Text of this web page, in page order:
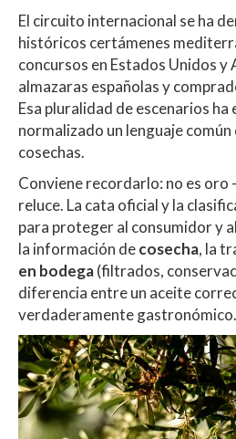
El circuito internacional se ha
históricos certámenes
concursos en Estados Unidos y
almazaras españolas y
Esa pluralidad de escenarios ha
normalizado un lenguaje
cosechas.
Conviene recordarlo: no es
reluce. La cata oficial y la
para proteger al consumidor y
la información decosecha, la
en bodega(filtrados,
diferencia entre un aceite
verdaderamente gastronómico.